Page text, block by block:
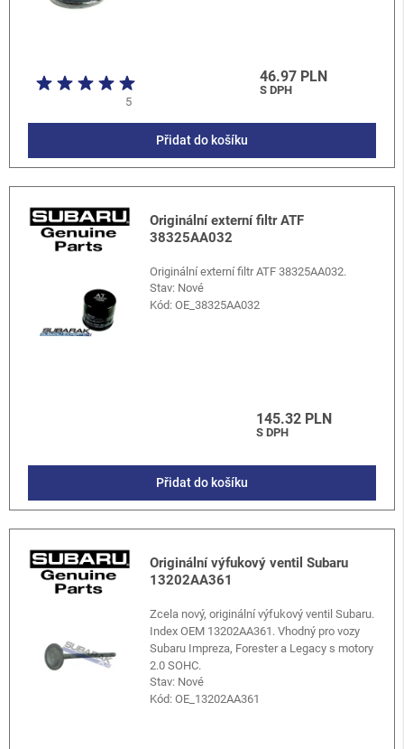
5
46.97 PLN
S DPH
Přidat do košíku
Originální externí filtr ATF
38325AA032
Originální externí filtr ATF 38325AA032.
Stav: Nové
Kód:OE_38325AA032
145.32 PLN
S DPH
Přidat do košíku
Originální výfukový ventil Subaru
13202AA361
Zcela nový, originální výfukový ventil Subaru.
Index OEM 13202AA361. Vhodný pro vozy
Subaru Impreza, Forester a Legacy s motory
2.0 SOHC.
Stav: Nové
Kód:OE_13202AA361